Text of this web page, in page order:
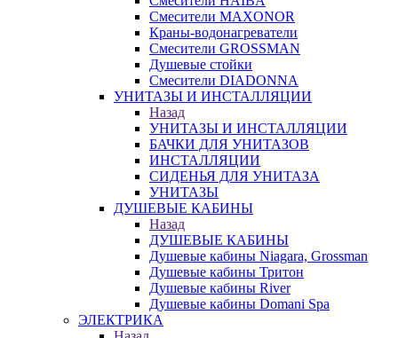
Смесители MAXONOR
Краны-водонагреватели
Смесители GROSSMAN
Душевые стойки
Смесители DIADONNA
УНИТАЗЫ И ИНСТАЛЛЯЦИИ
Назад
УНИТАЗЫ И ИНСТАЛЛЯЦИИ
БАЧКИ ДЛЯ УНИТАЗОВ
ИНСТАЛЛЯЦИИ
СИДЕНЬЯ ДЛЯ УНИТАЗА
УНИТАЗЫ
ДУШЕВЫЕ КАБИНЫ
Назад
ДУШЕВЫЕ КАБИНЫ
Душевые кабины Niagara, Grossman
Душевые кабины Тритон
Душевые кабины River
Душевые кабины Domani Spa
ЭЛЕКТРИКА